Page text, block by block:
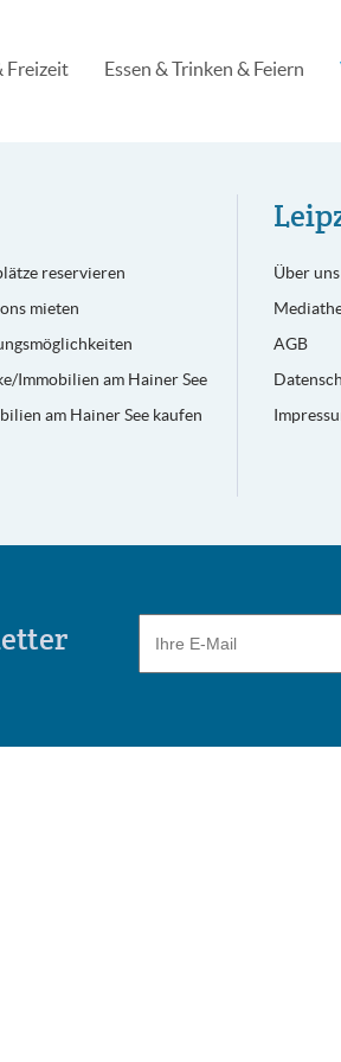
Freizeit Essen & Trinken & Feiern
reservieren
mieten
Immobilien am Hainer See
am Hainer See kaufen
Über uns
AGB